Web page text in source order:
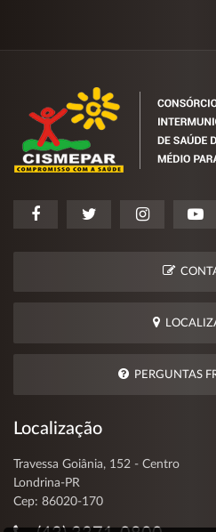
PERGUNTAS
Localização
Travessa Goiânia, 152 - Centro
Londrina-PR
Cep: 86020-170